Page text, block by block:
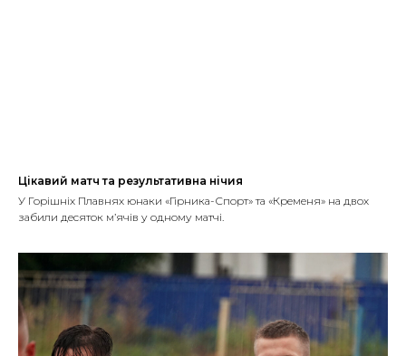
Цікавий матч та результативна нічия
У Горішніх Плавнях юнаки «Гірника-Спорт» та «Кременя» на двох
забили десяток м’ячів у одному матчі.